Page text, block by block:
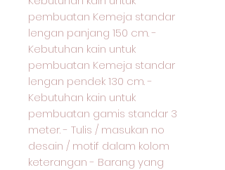
pembuatan Kemeja standar
lengan panjang 150 cm. -
Kebutuhan kain untuk
pembuatan Kemeja standar
lengan pendek 130 cm. -
Kebutuhan kain untuk
pembuatan gamis standar 3
meter. - Tulis / masukan no
desain / motif dalam kolom
keterangan - Barang yang